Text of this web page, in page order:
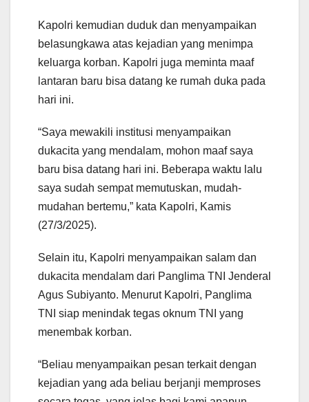
Kapolri kemudian duduk dan menyampaikan
belasungkawa atas kejadian yang menimpa
keluarga korban. Kapolri juga meminta maaf
lantaran baru bisa datang ke rumah duka pada
hari ini.
“Saya mewakili institusi menyampaikan
dukacita yang mendalam, mohon maaf saya
baru bisa datang hari ini. Beberapa waktu lalu
saya sudah sempat memutuskan, mudah-
mudahan bertemu,” kata Kapolri, Kamis
(27/3/2025).
Selain itu, Kapolri menyampaikan salam dan
dukacita mendalam dari Panglima TNI Jenderal
Agus Subiyanto. Menurut Kapolri, Panglima
TNI siap menindak tegas oknum TNI yang
menembak korban.
“Beliau menyampaikan pesan terkait dengan
kejadian yang ada beliau berjanji memproses